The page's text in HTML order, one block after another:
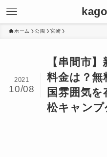
ホーム 公園 宮崎
【串間市
料金は？無
国雰囲気
松キャンプ
2021
10/08